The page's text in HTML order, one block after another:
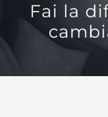
Fai la